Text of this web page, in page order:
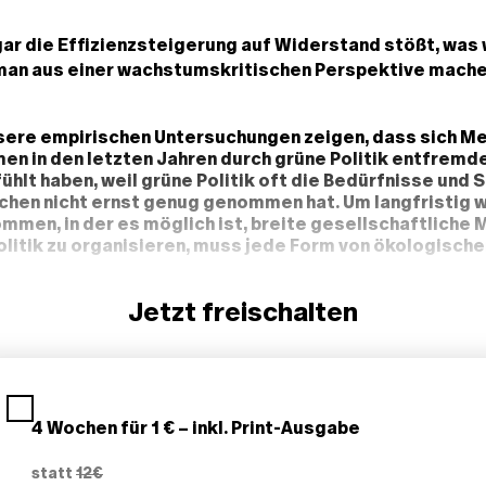
die Effizienzsteigerung auf Widerstand stößt, was
aus einer wachstumskritischen Perspektive
empirischen Untersuchungen zeigen, dass sich
in den letzten Jahren durch grüne Politik
haben, weil grüne Politik oft die Bedürfnisse und
nicht ernst genug genommen hat. Um langfristig
in der es möglich ist, breite gesellschaftliche
zu organisieren, muss jede Form von
gute Daseinsvorsorge und gratis öffentlichen
Jetzt freischalten
4 Wochen für 1 € – inkl. Print-Ausgabe
statt 12€